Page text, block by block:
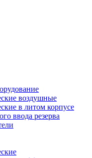
воздушные
в литом корпусе
ввода резерва